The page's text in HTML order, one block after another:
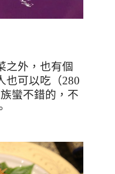
之外，也有個
也可以吃（280
蠻不錯的，不